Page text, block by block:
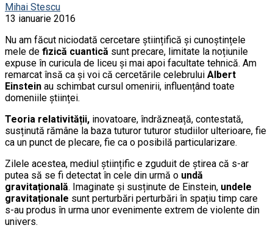
Mihai Stescu
13 ianuarie 2016
Nu am făcut niciodată cercetare științifică și cunoștințele
mele de fizică cuantică sunt precare, limitate la noțiunile
expuse în curicula de liceu și mai apoi facultate tehnică. Am
remarcat însă ca și voi că cercetările celebrului Albert
Einstein au schimbat cursul omenirii, influențând toate
domeniile științei.
Teoria relativității, inovatoare, îndrăzneață, contestată,
susținută rămâne la baza tuturor tuturor studiilor ulterioare, fie
ca un punct de plecare, fie ca o posibilă particularizare.
Zilele acestea, mediul științific e zguduit de știrea că s-ar
putea să se fi detectat în cele din urmă o undă
gravitațională. Imaginate și susținute de Einstein, undele
gravitaționale sunt perturbări perturbări în spațiu timp care
s-au produs în urma unor evenimente extrem de violente din
univers.